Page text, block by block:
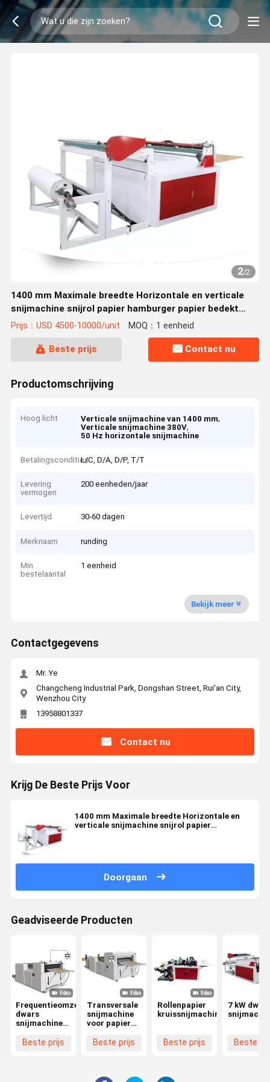
2/2
1400 mm Maximale breedte Horizontale en verticale
snijmachine snijrol papier hamburger papier bedekt
papier
Prijs：USD 4500-10000/unit MOQ：1 eenheid
Beste prijs Contact nu
Productomschrijving
Hoog licht Verticale snijmachine van 1400 mm,
Verticale snijmachine 380V,
50 Hz horizontale snijmachine
BetalingsconditiesL/C, D/A, D/P, T/T
Levering
vermogen
200 eenheden/jaar
Levertijd 30-60 dagen
Merknaam runding
Min.
bestelaantal
1 eenheid
Bekijk meer
Contactgegevens
Mr. Ye
Changcheng Industrial Park, Dongshan Street, Rui'an City,
Wenzhou City
13958801337
Contact nu
Krijg De Beste Prijs Voor
1400 mm Maximale breedte Horizontale en
verticale snijmachine snijrol papier
Doorgaan
Geadviseerde Producten
Frequentieomzettercontrole
dwars
snijmachine
dwars
Beste prijs
Transversale
snijmachine
voor papier
rollen
Beste prijs
Rollenpapier
kruissnijmachine
Beste prijs
7 kW
Beste